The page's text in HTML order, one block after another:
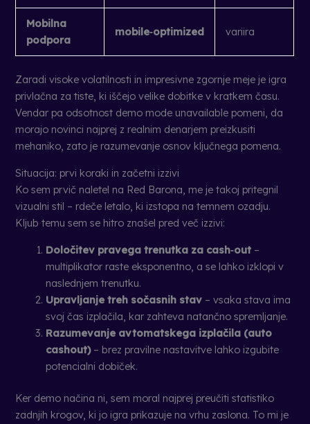
Mobilna
podpora
mobile‑optimized variira
Zaradi visoke volatilnosti in impresivne zgornje meje je igra
privlačna za tiste, ki iščejo velike dobitke v kratkem času.
Vendar pa odsotnost demo mode unavailable pomeni, da
morajo novinci najprej z realnim denarjem preizkusiti
mehaniko, zato je razumevanje osnov ključnega pomena.
Situacija: prvi koraki in začetni izzivi
Ko sem prvič naletel na Red Barona, me je takoj pritegnil
vizualni stil – rdeče letalo, ki izstopa na temnem ozadju.
Kljub temu sem se hitro znašel pred več izzivi:
Določitev pravega trenutka za cash‑out –
multiplikator raste eksponentno, a se lahko izklopi v
naslednjem trenutku.
Upravljanje treh sočasnih stav – vsaka stava ima
svoj čas izplačila, kar zahteva natančno spremljanje.
Razumevanje avtomatskega izplačila (auto
cashout)– brez pravilne nastavitve lahko izgubite
potencialni dobiček.
Ker demo načina ni, sem moral najprej preučiti statistiko
zadnjih krogov, ki jo igra prikazuje na vrhu zaslona. To mi je